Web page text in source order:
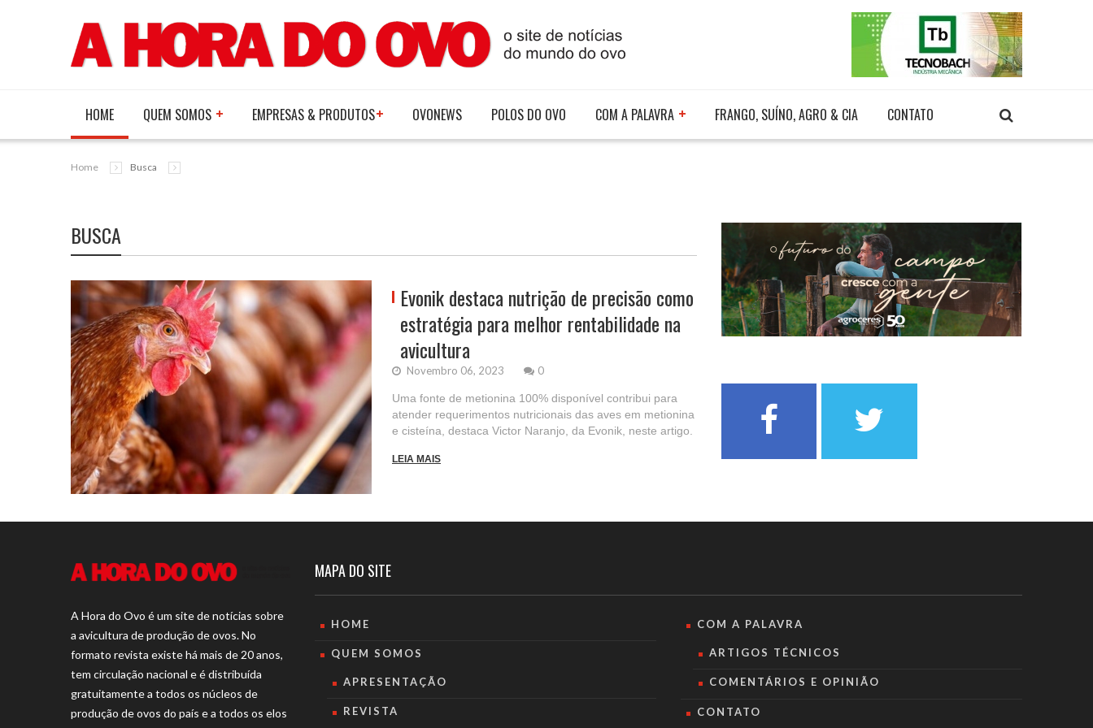
HOME QUEM SOMOS EMPRESAS & PRODUTOS OVONEWS POLOS DO OVO COM A PALAVRA FRANGO, SUÍNO, AGRO & CIA CONTATO
Home Busca
BUSCA
Evonik destaca nutrição de precisão como
estratégia para melhor rentabilidade na
avicultura
Novembro 06, 2023 0
Uma fonte de metionina 100% disponível contribui para
atender requerimentos nutricionais das aves em metionina
e cisteína, destaca Victor Naranjo, da Evonik, neste artigo.
LEIA MAIS
A Hora do Ovo é um site de notícias sobre
a avicultura de produção de ovos. No
formato revista existe há mais de 20 anos,
tem circulação nacional e é distribuída
gratuitamente a todos os núcleos de
produção de ovos do país e a todos os elos
MAPA DO SITE
HOME
QUEM SOMOS
APRESENTAÇÃO
REVISTA
COM A PALAVRA
ARTIGOS TÉCNICOS
COMENTÁRIOS E OPINIÃO
CONTATO